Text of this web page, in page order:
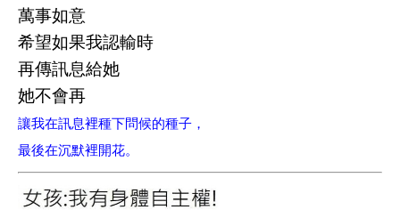
萬事如意
希望如果我認輸時
再傳訊息給她
她不會再
讓我在訊息裡種下問候的種子，
最後在沉默裡開花。